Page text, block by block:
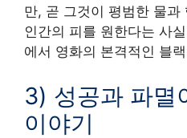
만, 곧 그것이 평범한 물과
인간의 피를 원한다는 사
에서 영화의 본격적인 블
3) 성공과 파멸
이야기